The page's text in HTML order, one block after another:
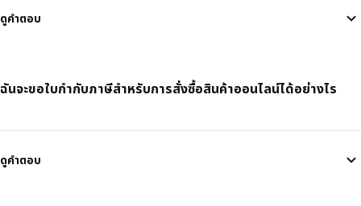
ดูคำตอบ
ฉันจะขอใบกำกับภาษีสำหรับการสั่งซื้อสินค้าออนไลน์ได้อย่างไร
ดูคำตอบ